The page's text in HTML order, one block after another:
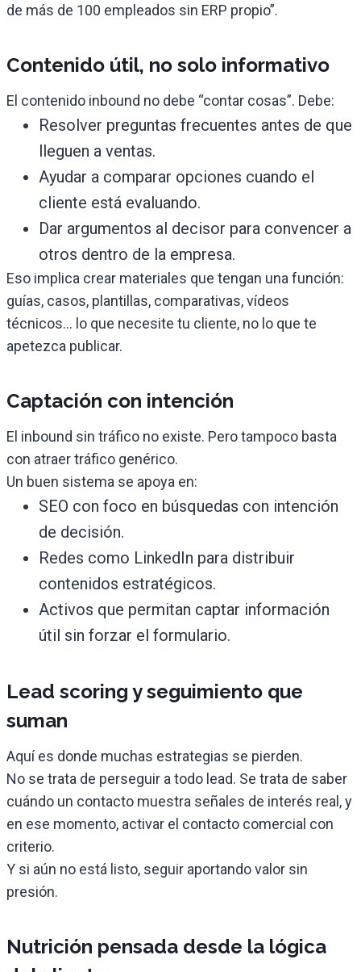
de más de 100 empleados sin ERP propio”.
Contenido útil, no solo informativo
El contenido inbound no debe “contar cosas”. Debe:
Resolver preguntas frecuentes antes de que
lleguen a ventas.
Ayudar a comparar opciones cuando el
cliente está evaluando.
Dar argumentos al decisor para convencer a
otros dentro de la empresa.
Eso implica crear materiales que tengan una función:
guías, casos, plantillas, comparativas, vídeos
técnicos… lo que necesite tu cliente, no lo que te
apetezca publicar.
Captación con intención
El inbound sin tráfico no existe. Pero tampoco basta
con atraer tráfico genérico.
Un buen sistema se apoya en:
SEO con foco en búsquedas con intención
de decisión.
Redes como LinkedIn para distribuir
contenidos estratégicos.
Activos que permitan captar información
útil sin forzar el formulario.
Lead scoring y seguimiento que
suman
Aquí es donde muchas estrategias se pierden.
No se trata de perseguir a todo lead. Se trata de saber
cuándo un contacto muestra señales de interés real, y
en ese momento, activar el contacto comercial con
criterio.
Y si aún no está listo, seguir aportando valor sin
presión.
Nutrición pensada desde la lógica